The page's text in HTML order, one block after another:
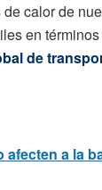
calor de
en
de
a la